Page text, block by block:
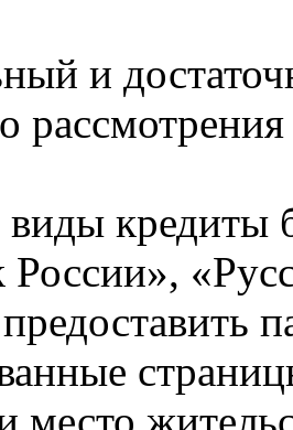
и
кредиты